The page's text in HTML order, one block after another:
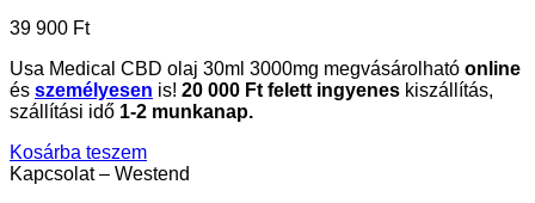
39 900 Ft
Usa Medical CBD olaj 30ml 3000mg megvásárolható online
és személyesen is! 20 000 Ft felett ingyenes kiszállítás,
szállítási idő 1-2 munkanap.
Kosárba teszem
Kapcsolat – Westend